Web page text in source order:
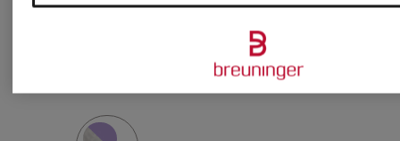
Ursprünglich:SMALL